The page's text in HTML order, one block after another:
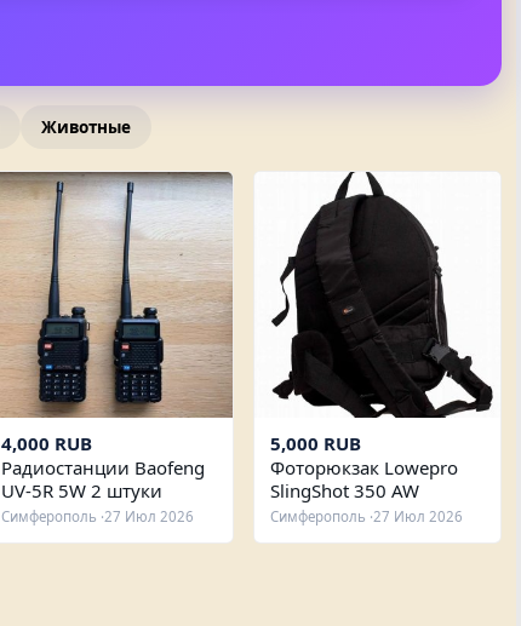
Животные
4,000 RUB
Радиостанции Baofeng
UV-5R 5W 2 штуки
Симферополь ·27 Июл 2026
5,000 RUB
Фоторюкзак Lowepro
SlingShot 350 AW
Симферополь ·27 Июл 2026